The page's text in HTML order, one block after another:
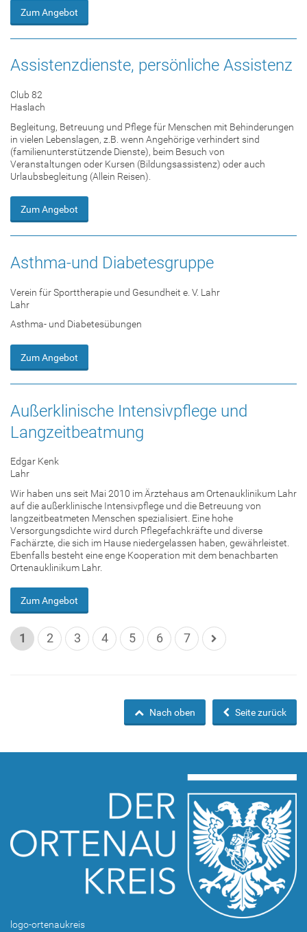
Zum Angebot
Assistenzdienste, persönliche Assistenz
Club 82
Haslach
Begleitung, Betreuung und Pflege für Menschen mit Behinderungen
in vielen Lebenslagen, z.B. wenn Angehörige verhindert sind
(familienunterstützende Dienste), beim Besuch von
Veranstaltungen oder Kursen (Bildungsassistenz) oder auch
Urlaubsbegleitung (Allein Reisen).
Zum Angebot
Asthma-und Diabetesgruppe
Verein für Sporttherapie und Gesundheit e. V. Lahr
Lahr
Asthma- und Diabetesübungen
Zum Angebot
Außerklinische Intensivpflege und
Langzeitbeatmung
Edgar Kenk
Lahr
Wir haben uns seit Mai 2010 im Ärztehaus am Ortenauklinikum Lahr
auf die außerklinische Intensivpflege und die Betreuung von
langzeitbeatmeten Menschen spezialisiert. Eine hohe
Versorgungsdichte wird durch Pflegefachkräfte und diverse
Fachärzte, die sich im Hause niedergelassen haben, gewährleistet.
Ebenfalls besteht eine enge Kooperation mit dem benachbarten
Ortenauklinikum Lahr.
Zum Angebot
1 2 3 4 5 6 7
Seite zurück
Nach oben
logo-ortenaukreis